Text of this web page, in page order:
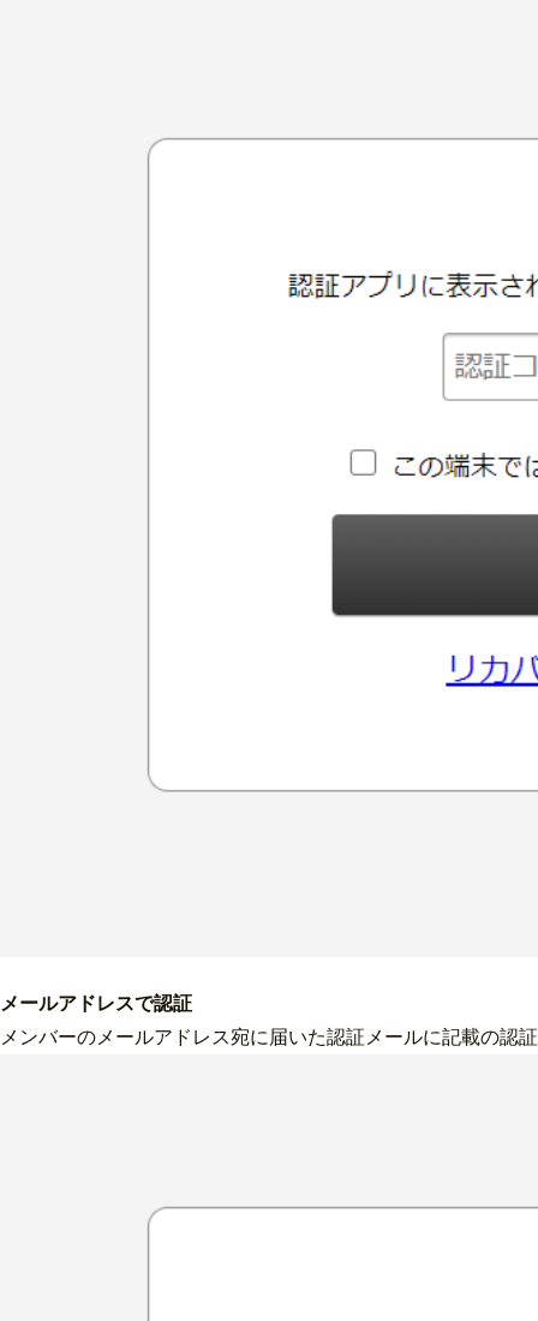
メールアドレスで認証
メンバーのメールアドレス宛に届いた認証メールに記載の認